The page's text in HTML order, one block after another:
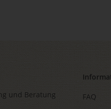
und Beratung
FAQ